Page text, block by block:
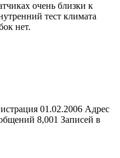
очень близки к
тест климата
нет.
01.02.2006 Адрес
8,001 Записей в